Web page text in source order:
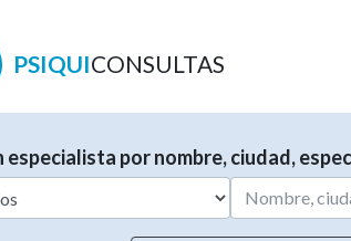
PSIQUICONSULTAS
especialista por nombre, ciudad,